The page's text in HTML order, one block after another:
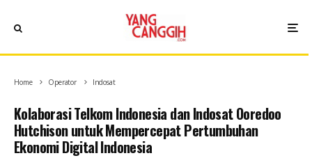
Home Operator Indosat
Kolaborasi Telkom Indonesia dan Indosat Ooredoo
Hutchison untuk Mempercepat Pertumbuhan
Ekonomi Digital Indonesia